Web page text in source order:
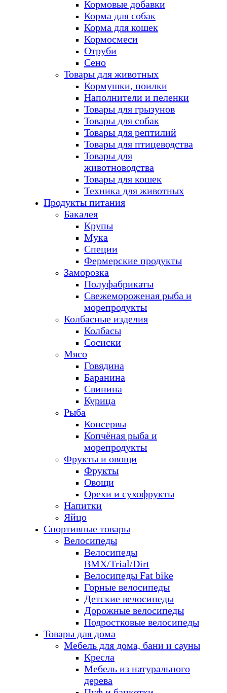
Кормовые добавки
Корма для собак
Корма для кошек
Кормосмеси
Отруби
Сено
Товары для животных
Кормушки, поилки
Наполнители и пеленки
Товары для грызунов
Товары для собак
Товары для рептилий
Товары для птицеводства
Товары для
животноводства
Товары для кошек
Техника для животных
Продукты питания
Бакалея
Крупы
Мука
Специи
Фермерские продукты
Заморозка
Полуфабрикаты
Свежемороженая рыба и
морепродукты
Колбасные изделия
Колбасы
Сосиски
Мясо
Говядина
Баранина
Свинина
Курица
Рыба
Консервы
Копчёная рыба и
морепродукты
Фрукты и овощи
Фрукты
Овощи
Орехи и сухофрукты
Напитки
Яйцо
Спортивные товары
Велосипеды
Велосипеды
BMX/Trial/Dirt
Велосипеды Fat bike
Горные велосипеды
Детские велосипеды
Дорожные велосипеды
Подростковые велосипеды
Товары для дома
Мебель для дома, бани и сауны
Кресла
Мебель из натурального
дерева